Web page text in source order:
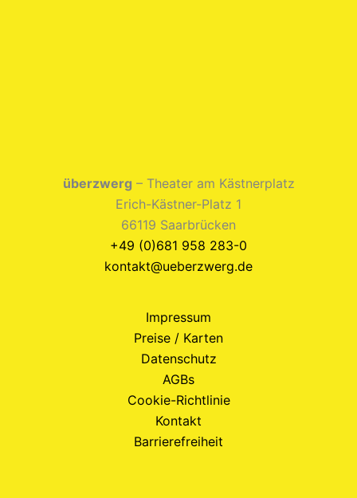
überzwerg – Theater am Kästnerplatz
Erich-Kästner-Platz 1
66119 Saarbrücken
+49 (0)681 958 283-0
kontakt@ueberzwerg.de
Impressum
Preise / Karten
Datenschutz
AGBs
Cookie-Richtlinie
Kontakt
Barrierefreiheit